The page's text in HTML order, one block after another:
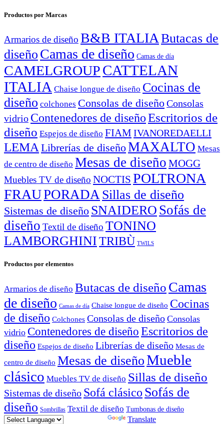
Productos por Marcas
Armarios de diseño B&B ITALIAButacas de
diseño Camas de diseño Camas de día
CAMELGROUPCATTELAN
ITALIA Chaise longue de diseño Cocinas de
diseño colchones Consolas de diseñoConsolas
vidrio Contenedores de diseñoEscritorios de
diseño Espejos de diseño FIAM IVANOREDAELLI
LEMA Librerías de diseñoMAXALTO Mesas
de centro de diseño Mesas de diseño MOGG
Muebles TV de diseño NOCTIS POLTRONA
FRAUPORADASillas de diseño
Sistemas de diseño SNAIDERO Sofás de
diseño Textil de diseño TONINO
LAMBORGHINITRIBÙ TWILS
Productos por elementos
Armarios de diseño Butacas de diseño Camas
de diseño Camas de día Chaise longue de diseño Cocinas
de diseño Colchones Consolas de diseño Consolas
vidrio Contenedores de diseño Escritorios de
diseño Espejos de diseño Librerías de diseño Mesas de
centro de diseño Mesas de diseñoMueble
clásico Muebles TV de diseño Sillas de diseño
Sistemas de diseño Sofá clásico Sofás de
diseño Sombrillas Textil de diseño Tumbonas de diseño
Translate